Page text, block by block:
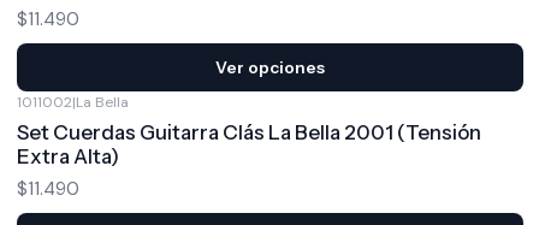
$11.490
Ver opciones
1011002|La Bella
Set Cuerdas Guitarra Clás La Bella 2001 (Tensión
Extra Alta)
$11.490